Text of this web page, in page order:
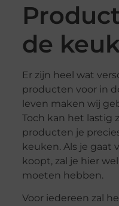
de
Er zijn heel wat
producten voor in
leven maken wij
Toch kan het lastig
producten je
keuken. Als je gaat
koopt, zal je hier
moeten hebben.
Voor iedereen zal